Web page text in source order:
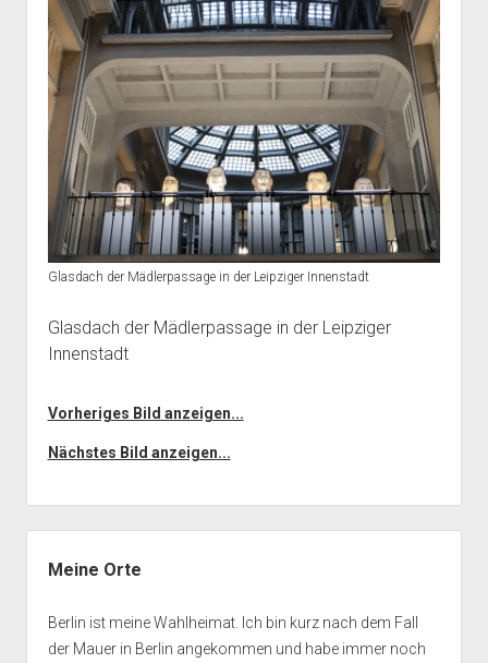
Glasdach der Mädlerpassage in der Leipziger Innenstadt
Glasdach der Mädlerpassage in der Leipziger
Innenstadt
Vorheriges Bild anzeigen...
Nächstes Bild anzeigen...
Meine Orte
Berlin ist meine Wahlheimat. Ich bin kurz nach dem Fall
der Mauer in Berlin angekommen und habe immer noch